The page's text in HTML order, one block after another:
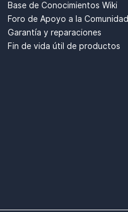
Base de Conocimientos Wiki
Foro de Apoyo a la Comunidad
Garantía y reparaciones
Fin de vida útil de productos